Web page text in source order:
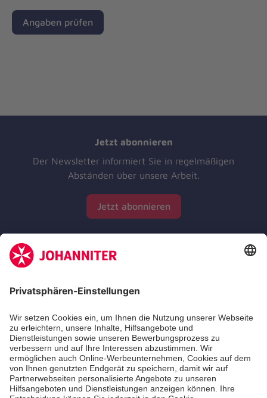
Angaben prüfen
Jetzt abonnieren
Der Newsletter informiert Sie in regelmäßigen
Abständen über unsere Arbeit.
Jetzt abonnieren
Zertifizierung der Johanniter-Unfall-Hilfe e.V.
Die Johanniter GmbH führt das Spendenzertifikat
des Deutschen Spendenrats e.V.